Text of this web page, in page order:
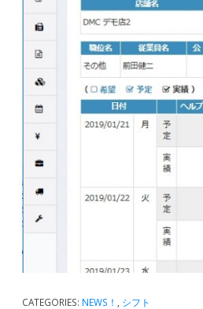
CATEGORIES: NEWS！ シフト